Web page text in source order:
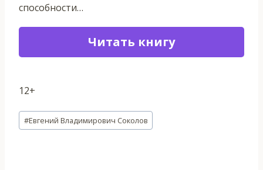
способности…
Читать книгу
12+
Метки
записи:
#Евгений Владимирович Соколов